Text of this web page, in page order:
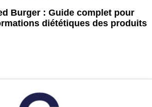
Burger : Guide complet pour
diététiques des produits